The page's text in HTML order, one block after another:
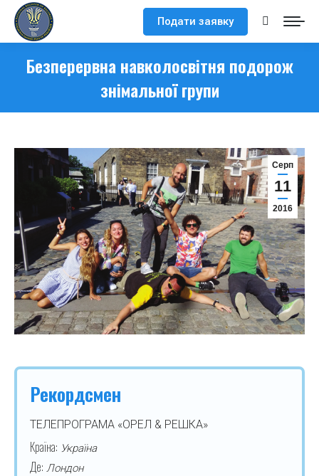
Подати заявку Search:
Безперервна навколосвітня подорож
знімальної групи
Серп
11
2016
Рекордсмен
ТЕЛЕПРОГРАМА «ОРЕЛ & РЕШКА»
Країна: Україна
Де: Лондон